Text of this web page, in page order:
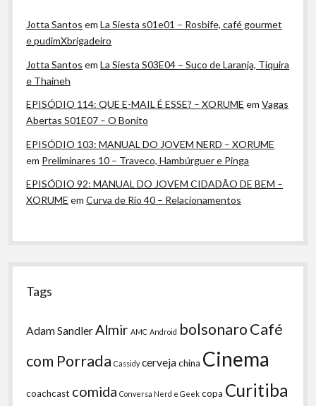
Jotta Santos emLa Siesta s01e01 – Rosbife, café gourmet
e pudimXbrigadeiro
Jotta Santos emLa Siesta S03E04 – Suco de Laranja, Tiquira
e Thaineh
EPISÓDIO 114: QUE E-MAIL É ESSE? – XORUME emVagas
Abertas S01E07 – O Bonito
EPISÓDIO 103: MANUAL DO JOVEM NERD – XORUME
em Preliminares 10 – Traveco, Hambúrguer e Pinga
EPISÓDIO 92: MANUAL DO JOVEM CIDADÃO DE BEM –
XORUME emCurva de Rio 40 – Relacionamentos
Tags
Adam Sandler Almir AMC Android bolsonaroCafé
com Porrada Cassidy cervejachina Cinema
coachcast comida Conversa Nerd e Geek copa Curitiba